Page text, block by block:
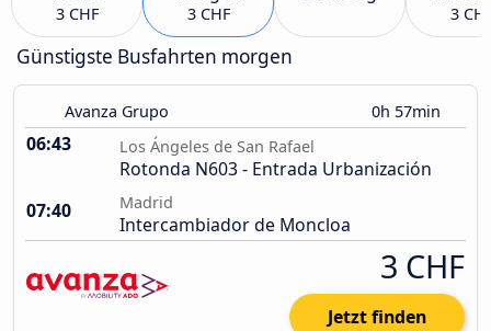
3 CHF 3 CHF 3
Günstigste Busfahrten morgen
Avanza Grupo 0h 57min
06:43 Los Ángeles de San Rafael
Rotonda N603 - Entrada Urbanización
07:40
Madrid
Intercambiador de Moncloa
3 CHF
Jetzt finden